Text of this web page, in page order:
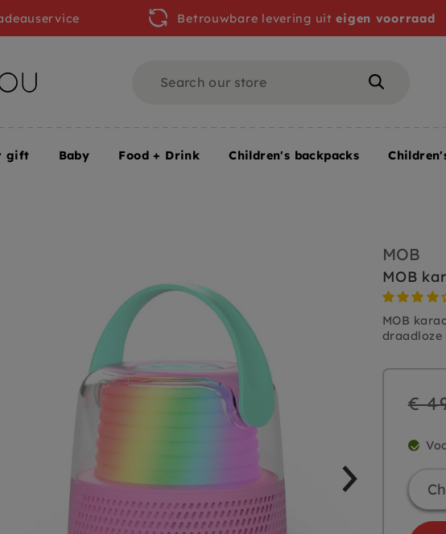
MOB
MOB
MOB
draadloze
€
Betrouwbare levering uiteigen voorraad
gift Baby Food + Drink Children's backpacks